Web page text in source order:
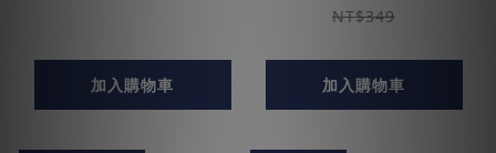
加入購物車
NT$349
加入購物車